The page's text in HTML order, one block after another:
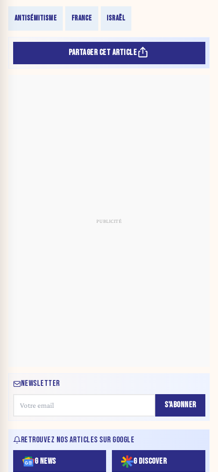
ANTISÉMITISME FRANCE ISRAËL
PARTAGER CET ARTICLE
NEWSLETTER
S'ABONNER
RETROUVEZ NOS ARTICLES SUR GOOGLE
G NEWS G DISCOVER